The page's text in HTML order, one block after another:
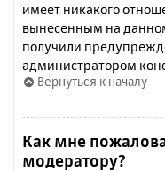
имеет никакого
вынесенным на
получили
администратором
Вернуться к началу
Как мне
модератору?